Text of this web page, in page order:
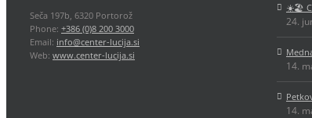
Seča 197b, 6320 Portorož
Phone: +386 (0)8 200 3000
Email: info@center-lucija.si
Web: www.center-lucija.si
☀️🏖️
24.
14.
14.